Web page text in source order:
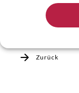
Zurück